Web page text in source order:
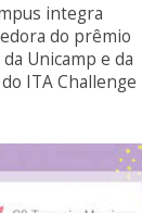
integra
do prêmio
Unicamp e da
do ITA Challenge